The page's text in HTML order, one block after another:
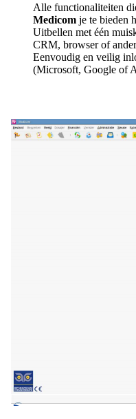
Alle functionaliteiten
Medicom je te bieden
Uitbellen met één
CRM, browser of
Eenvoudig en veilig
(Microsoft, Google of